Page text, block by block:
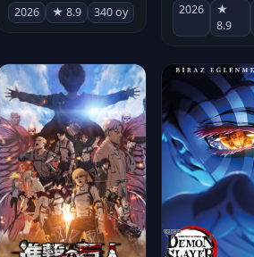
2026 ★ 8.9 340 oy 2026
★
8.9